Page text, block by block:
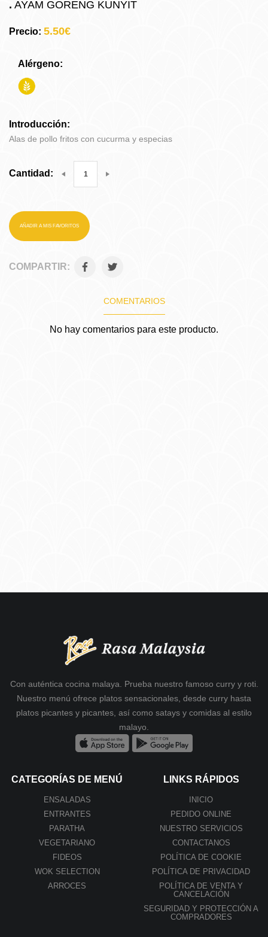
. AYAM GORENG KUNYIT
Precio: 5.50€
Alérgeno:
Introducción:
Alas de pollo fritos con cucurma y especias
Cantidad:
AÑADIR A MIS FAVORITOS
COMPARTIR:
COMENTARIOS
No hay comentarios para este producto.
Con auténtica cocina malaya. Prueba nuestro famoso curry y roti.
Nuestro menú ofrece platos sensacionales, desde curry hasta
platos picantes y picantes, así como satays y comidas al estilo
malayo.
CATEGORÍAS DE MENÚ
ENSALADAS
ENTRANTES
PARATHA
VEGETARIANO
FIDEOS
WOK SELECTION
ARROCES
LINKS RÁPIDOS
INICIO
PEDIDO ONLINE
NUESTRO SERVICIOS
CONTACTANOS
POLÍTICA DE COOKIE
POLÍTICA DE PRIVACIDAD
POLÍTICA DE VENTA Y
CANCELACIÓN
SEGURIDAD Y PROTECCIÓN A
COMPRADORES